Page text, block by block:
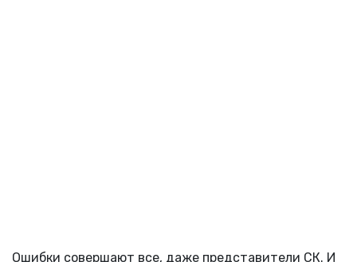
Ошибки совершают все, даже представители СК. И